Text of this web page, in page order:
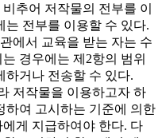
추어 저작물의 전부를 이
는 전부를 이용할 수 있다.
에서 교육을 받는 자는 수
경우에는 제2항의 범위
하거나 전송할 수 있다.
저작물을 이용하고자 하
하여 고시하는 기준에 의한
게 지급하여야 한다. 다